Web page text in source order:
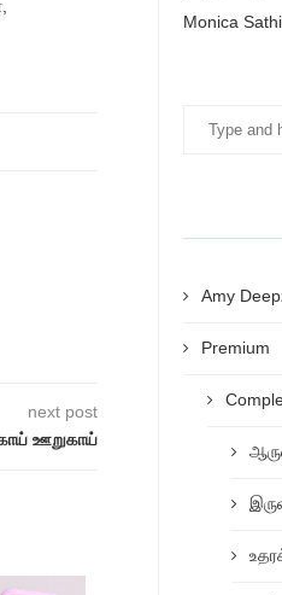
next post
ஊறுகாய்
Monica
Amy
Premium